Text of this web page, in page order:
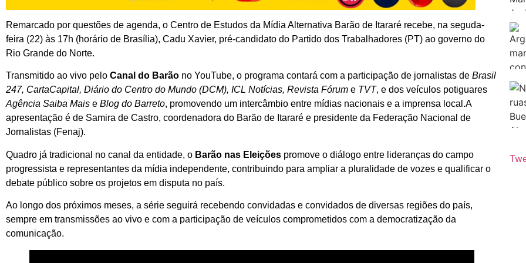
Remarcado por questões de agenda, o Centro de Estudos da Mídia Alternativa Barão de Itararé recebe, na seguda-
feira (22) às 17h (horário de Brasília), Cadu Xavier, pré-candidato do Partido dos Trabalhadores (PT) ao governo do
Rio Grande do Norte.
Transmitido ao vivo pelo Canal do Barão no YouTube, o programa contará com a participação de jornalistas de Brasil
247, CartaCapital, Diário do Centro do Mundo (DCM), ICL Notícias, Revista Fórum e TVT, e dos veículos potiguares
Agência Saiba Mais e Blog do Barreto, promovendo um intercâmbio entre mídias nacionais e a imprensa local.A
apresentação é de Samira de Castro, coordenadora do Barão de Itararé e presidente da Federação Nacional de
Jornalistas (Fenaj).
Quadro já tradicional no canal da entidade, o Barão nas Eleições promove o diálogo entre lideranças do campo
progressista e representantes da mídia independente, contribuindo para ampliar a pluralidade de vozes e qualificar o
debate público sobre os projetos em disputa no país.
Ao longo dos próximos meses, a série seguirá recebendo convidadas e convidados de diversas regiões do país,
sempre em transmissões ao vivo e com a participação de veículos comprometidos com a democratização da
comunicação.